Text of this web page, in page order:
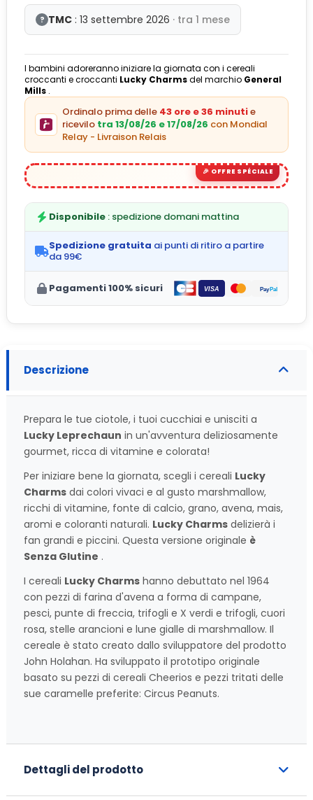
(61 avis)
? TMC : 13 settembre 2026 · tra 1 mese
I bambini adoreranno iniziare la giornata con i cereali
croccanti e croccanti Lucky Charmsdel marchio General
Mills .
Ordinalo prima delle 43 ore e 36 minutie
ricevilo tra 13/08/26 e 17/08/26 con Mondial
Relay - Livraison Relais
Disponibile : spedizione domani mattina
Spedizione gratuita ai punti di ritiro a partire
da 99€
Pagamenti 100% sicuri
Descrizione
Prepara le tue ciotole, i tuoi cucchiai e unisciti a
Lucky Leprechaun in un'avventura deliziosamente
gourmet, ricca di vitamine e colorata!
Per iniziare bene la giornata, scegli i cereali Lucky
Charms dai colori vivaci e al gusto marshmallow,
ricchi di vitamine, fonte di calcio, grano, avena, mais,
aromi e coloranti naturali. Lucky Charms delizierà i
fan grandi e piccini. Questa versione originale è
Senza Glutine .
I cereali Lucky Charms hanno debuttato nel 1964
con pezzi di farina d'avena a forma di campane,
pesci, punte di freccia, trifogli e X verdi e trifogli, cuori
rosa, stelle arancioni e lune gialle di marshmallow. Il
cereale è stato creato dallo sviluppatore del prodotto
John Holahan. Ha sviluppato il prototipo originale
basato su pezzi di cereali Cheerios e pezzi tritati delle
sue caramelle preferite: Circus Peanuts.
Dettagli del prodotto